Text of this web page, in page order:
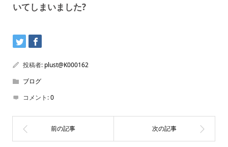
いてしまいました?
投稿者: plust@K000162
ブログ
コメント:0